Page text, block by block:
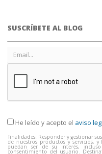
SUSCRÍBETE AL BLOG
He leído y acepto el aviso
Finalidades: Responder y gestionar
de nuestros productos y servicios,
puedan ser de su interés,
consentimiento del usuario.